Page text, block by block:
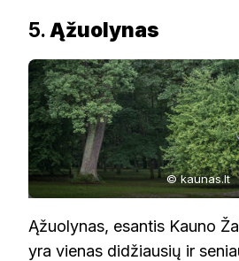
5.Ąžuolynas
© kaunas.lt
Ąžuolynas, esantis Kauno
yra vienas didžiausių ir